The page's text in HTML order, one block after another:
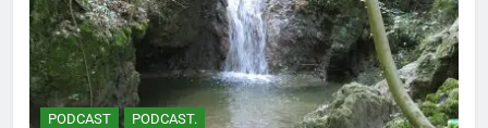
PODCAST PODCAST.